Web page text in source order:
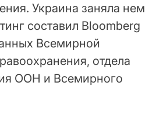
Украина заняла нем
составил Bloomberg
Всемирной
отдела
ООН и Всемирного